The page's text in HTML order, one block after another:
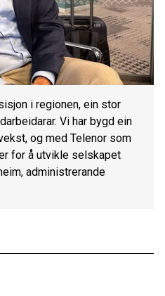
i regionen, ein stor
Vi har bygd ein
og med Telenor som
for å utvikle selskapet
administrerande